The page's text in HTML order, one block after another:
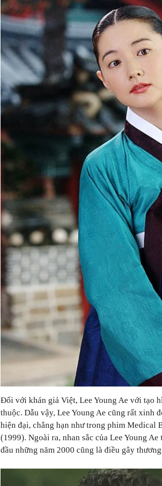
Đối với khán giả Việt, Lee Young Ae với tạo
thuộc. Dẫu vậy, Lee Young Ae cũng rất xinh
hiện đại, chẳng hạn như trong phim Medical
(1999). Ngoài ra, nhan sắc của Lee Young
đầu những năm 2000 cũng là điều gây